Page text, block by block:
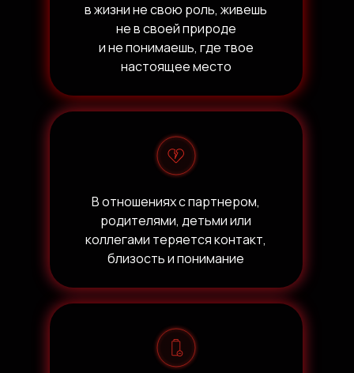
в жизни не свою роль, живешь
не в своей природе
и не понимаешь, где твое
настоящее место
В отношениях с партнером,
родителями, детьми или
коллегами теряется контакт,
близость и понимание